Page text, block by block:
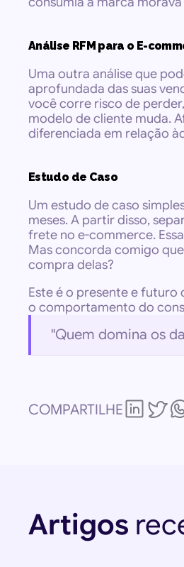
Análise RFM para o E-
Uma outra análise que
aprofundada das suas
você corre risco de
modelo de cliente muda.
diferenciada em relação
Estudo de Caso
Um estudo de caso
meses. A partir disso,
frete no e-commerce.
Mas concorda comigo
compra delas?
Este é o presente e futuro
o comportamento do
"Quem domina os
COMPARTILHE
Artigos